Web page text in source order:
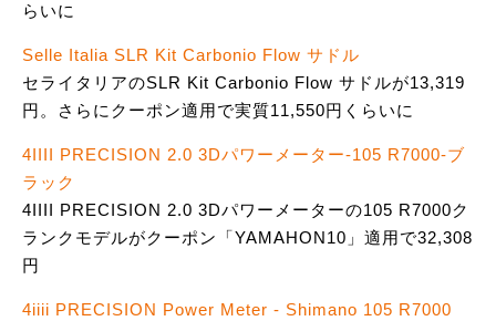
らいに
Selle Italia SLR Kit Carbonio Flow サドル
セライタリアのSLR Kit Carbonio Flow サドルが13,319
円。さらにクーポン適用で実質11,550円くらいに
4IIII PRECISION 2.0 3Dパワーメーター-105 R7000-ブ
ラック
4IIII PRECISION 2.0 3Dパワーメーターの105 R7000ク
ランクモデルがクーポン「YAMAHON10」適用で32,308
円
4iiii PRECISION Power Meter - Shimano 105 R7000